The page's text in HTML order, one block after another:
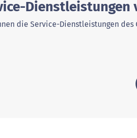
Dienstleistungen
die Service-Dienstleistungen des